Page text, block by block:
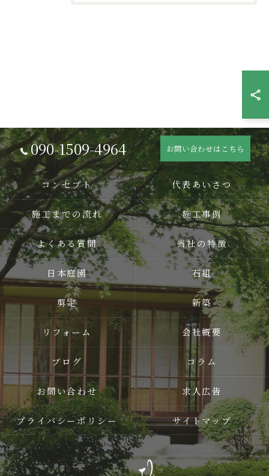
090-1509-4964 お問い合わせはこちら
コンセプト 代表あいさつ
施工までの流れ 施工事例
よくある質問 当社の特徴
日本庭園 石組
剪定 新築
リフォーム 会社概要
ブログ コラム
お問い合わせ 求人広告
プライバシーポリシー サイトマップ